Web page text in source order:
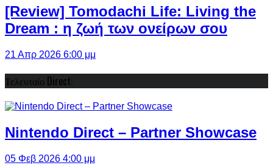
[Review] Tomodachi Life: Living the
Dream : η ζωή των ονείρων σου
21 Απρ 2026 6:00 μμ
Τελευταίο Direct:
Nintendo Direct – Partner Showcase
05 Φεβ 2026 4:00 μμ